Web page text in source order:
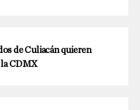
de Culiacán quieren
CDMX